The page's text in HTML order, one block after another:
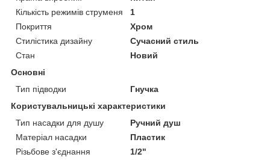
Кількість режимів струменя
1
Покриття
Хром
Стилістика дизайну
Сучасний стиль
Стан
Новий
Основні
Тип підводки
Гнучка
Користувальницькі характеристики
Тип насадки для душу
Ручний душ
Матеріал насадки
Пластик
Різьбове з'єднання
1/2"